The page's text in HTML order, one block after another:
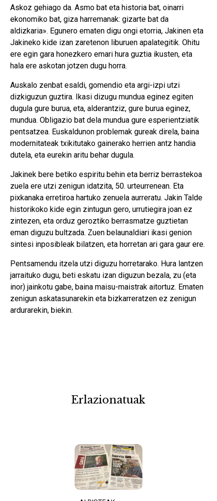
Askoz gehiago da. Asmo bat eta historia bat, oinarri
ekonomiko bat, giza harremanak: gizarte bat da
aldizkaria». Egunero ematen digu ongi etorria, Jakinen eta
Jakineko kide izan zaretenon liburuen apalategitik. Ohitu
ere egin gara honezkero emari hura guztia ikusten, eta
hala ere askotan jotzen dugu horra.
Auskalo zenbat esaldi, gomendio eta argi-izpi utzi
dizkiguzun guztira. Ikasi dizugu mundua eginez egiten
dugula gure burua, eta, alderantziz, gure burua eginez,
mundua. Obligazio bat dela mundua gure esperientziatik
pentsatzea. Euskaldunon problemak gureak direla, baina
modernitateak txikitutako gainerako herrien antz handia
dutela, eta eurekin aritu behar dugula.
Jakinek bere betiko espiritu behin eta berriz berrastekoa
zuela ere utzi zenigun idatzita, 50. urteurrenean. Eta
pixkanaka erretiroa hartuko zenuela aurreratu. Jakin Talde
historikoko kide egin zintugun gero, urrutiegira joan ez
zintezen, eta orduz geroztiko berrasmatze guztietan
eman diguzu bultzada. Zuen belaunaldiari ikasi genion
sintesi inposibleak bilatzen, eta horretan ari gara gaur ere.
Pentsamendu itzela utzi diguzu horretarako. Hura lantzen
jarraituko dugu, beti eskatu izan diguzun bezala, zu (eta
inor) jainkotu gabe, baina maisu-maistrak aitortuz. Ematen
zenigun askatasunarekin eta bizkarreratzen ez zenigun
ardurarekin, biekin.
Erlazionatuak